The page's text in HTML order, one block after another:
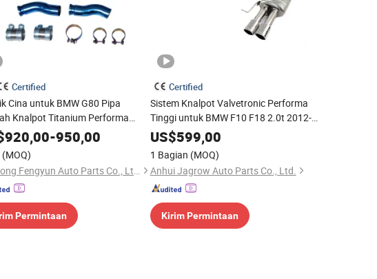
Certified
Cina untuk BMW G80 Pipa
Knalpot Titanium Performa
920,00-950,00
(MOQ)
Nantong Fengyun Auto Parts Co., Ltd.
Permintaan
Certified
Sistem Knalpot Valvetronic Performa
Tinggi untuk BMW F10 F18 2.0t 2012-
2017
US$599,00
1 Bagian (MOQ)
Anhui Jagrow Auto Parts Co., Ltd.
Kirim Permintaan